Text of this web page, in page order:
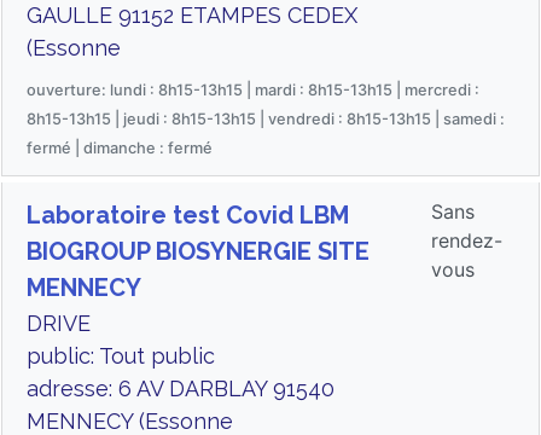
GAULLE 91152 ETAMPES CEDEX
(Essonne
ouverture: lundi : 8h15-13h15 | mardi : 8h15-13h15 | mercredi :
8h15-13h15 | jeudi : 8h15-13h15 | vendredi : 8h15-13h15 | samedi :
fermé | dimanche : fermé
Laboratoire test Covid LBM
BIOGROUP BIOSYNERGIE SITE
MENNECY
DRIVE
public: Tout public
adresse: 6 AV DARBLAY 91540
MENNECY (Essonne
Sans
rendez-
vous